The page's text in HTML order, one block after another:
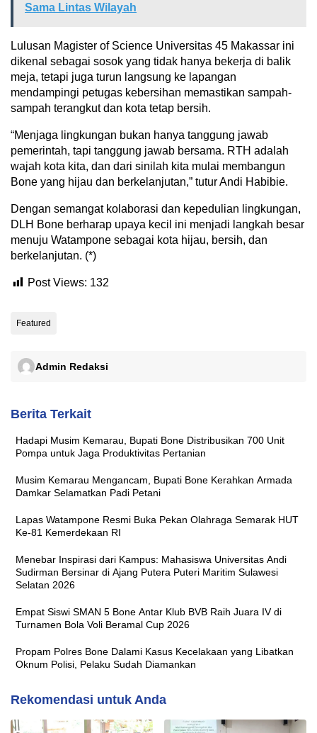
Sama Lintas Wilayah
Lulusan Magister of Science Universitas 45 Makassar ini
dikenal sebagai sosok yang tidak hanya bekerja di balik
meja, tetapi juga turun langsung ke lapangan
mendampingi petugas kebersihan memastikan sampah-
sampah terangkut dan kota tetap bersih.
“Menjaga lingkungan bukan hanya tanggung jawab
pemerintah, tapi tanggung jawab bersama. RTH adalah
wajah kota kita, dan dari sinilah kita mulai membangun
Bone yang hijau dan berkelanjutan,” tutur Andi Habibie.
Dengan semangat kolaborasi dan kepedulian lingkungan,
DLH Bone berharap upaya kecil ini menjadi langkah besar
menuju Watampone sebagai kota hijau, bersih, dan
berkelanjutan. (*)
Post Views: 132
Featured
Admin Redaksi
Berita Terkait
Hadapi Musim Kemarau, Bupati Bone Distribusikan 700 Unit
Pompa untuk Jaga Produktivitas Pertanian
Musim Kemarau Mengancam, Bupati Bone Kerahkan Armada
Damkar Selamatkan Padi Petani
Lapas Watampone Resmi Buka Pekan Olahraga Semarak HUT
Ke-81 Kemerdekaan RI
Menebar Inspirasi dari Kampus: Mahasiswa Universitas Andi
Sudirman Bersinar di Ajang Putera Puteri Maritim Sulawesi
Selatan 2026
Empat Siswi SMAN 5 Bone Antar Klub BVB Raih Juara IV di
Turnamen Bola Voli Beramal Cup 2026
Propam Polres Bone Dalami Kasus Kecelakaan yang Libatkan
Oknum Polisi, Pelaku Sudah Diamankan
Rekomendasi untuk Anda